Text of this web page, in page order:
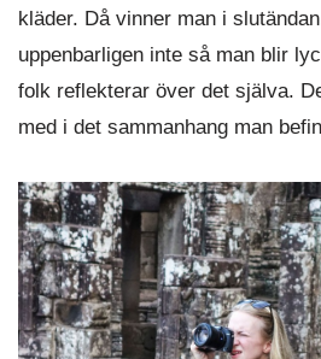
kläder. Då vinner man i
uppenbarligen inte så man blir
folk reflekterar över det själva.
med i det sammanhang man